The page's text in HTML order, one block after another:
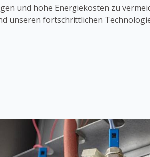
und hohe Energiekosten zu
unseren fortschrittlichen